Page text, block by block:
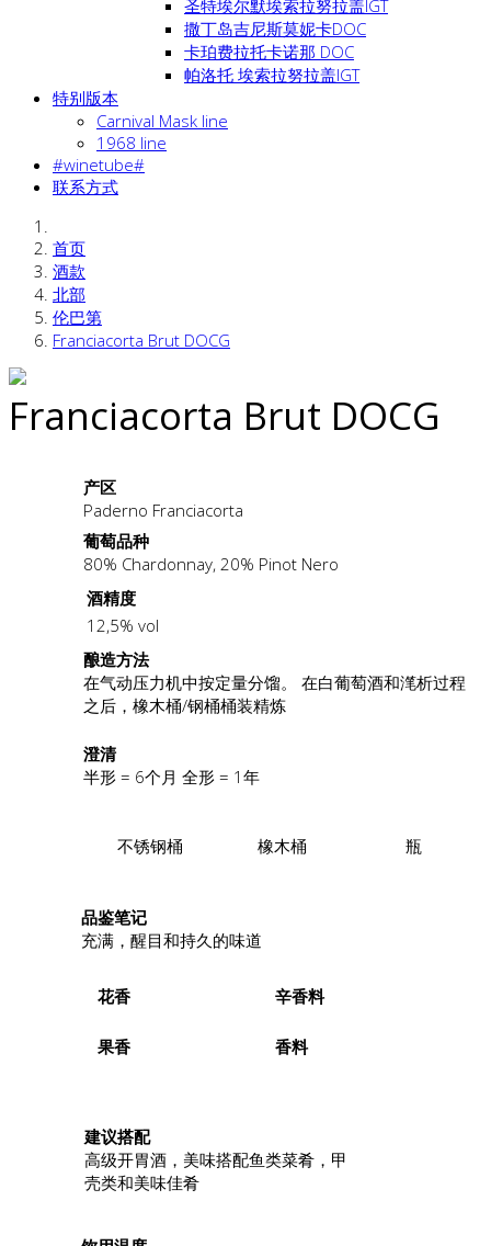
圣特埃尔默埃索拉努拉盖IGT
撒丁岛吉尼斯莫妮卡DOC
卡珀费拉托卡诺那 DOC
帕洛托 埃索拉努拉盖IGT
特别版本
Carnival Mask line
1968 line
#winetube#
联系方式
首页
酒款
北部
伦巴第
Franciacorta Brut DOCG
Franciacorta Brut DOCG
产区
Paderno Franciacorta
葡萄品种
80% Chardonnay, 20% Pinot Nero
酒精度
12,5% vol
酿造方法
在气动压力机中按定量分馏。 在白葡萄酒和滗析过程
之后，橡木桶/钢桶桶装精炼
澄清
半形 = 6个月 全形 = 1年
不锈钢桶 橡木桶 瓶
品鉴笔记
充满，醒目和持久的味道
花香 辛香料
果香
香料
建议搭配
高级开胃酒，美味搭配鱼类菜肴，甲
壳类和美味佳肴